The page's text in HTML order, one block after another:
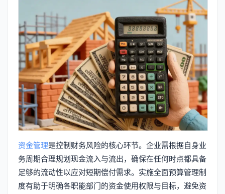
资金管理是控制财务风险的核心环节。企业需根据自身业
务周期合理规划现金流入与流出，确保在任何时点都具备
足够的流动性以应对短期偿付需求。实施全面预算管理制
度有助于明确各职能部门的资金使用权限与目标，避免资